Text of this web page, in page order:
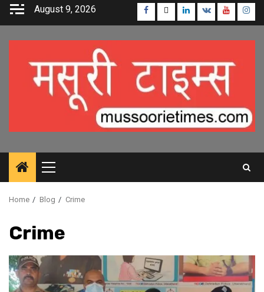
Skip
August 9, 2026 Facebook
TwitterLinkedin
VK Youtube
Primary
Menu
Home Blog Crime
Crime